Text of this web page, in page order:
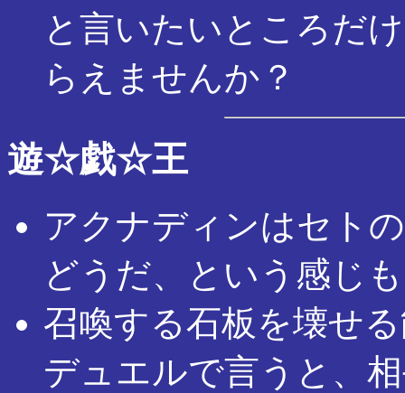
と言いたいところだ
らえませんか？
遊☆戯☆王
アクナディンはセト
どうだ、という感じ
召喚する石板を壊せ
デュエルで言うと、